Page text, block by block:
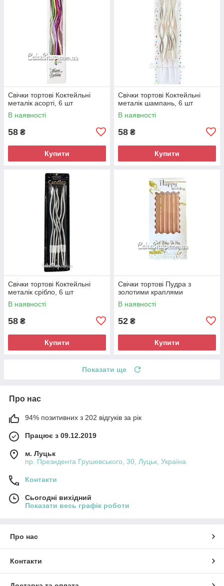
Свічки тортові Коктейльні
металік асорті, 6 шт
В наявності
58 ₴
Купити
Свічки тортові Коктейльні
металік шампань, 6 шт
В наявності
58 ₴
Купити
Свічки тортові Коктейльні
металік срібло, 6 шт
В наявності
58 ₴
Купити
Свічки тортові Пудра з
золотими краплями
В наявності
52 ₴
Купити
Показати ще
Про нас
94% позитивних з 202 відгуків за рік
Працює з 09.12.2019
м. Луцьк
пр. Президента Грушевського, 30, Луцьк, Україна
Контакти
Сьогодні вихідний
Показати весь графік роботи
Про нас
Контакти